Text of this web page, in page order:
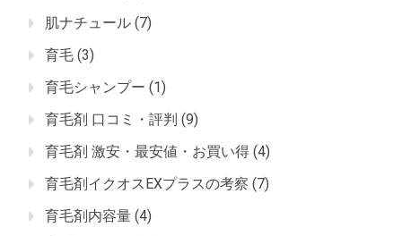
肌ナチュール (7)
育毛 (3)
育毛シャンプー (1)
育毛剤 口コミ・評判 (9)
育毛剤 激安・最安値・お買い得 (4)
育毛剤イクオスEXプラスの考察 (7)
育毛剤内容量 (4)